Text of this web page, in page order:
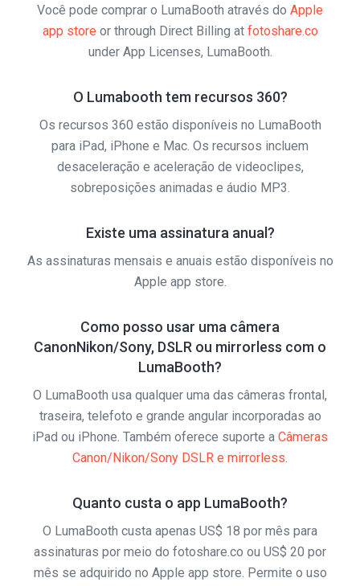
Você pode comprar o LumaBooth através do Apple
app store or through Direct Billing at fotoshare.co
under App Licenses, LumaBooth.
O Lumabooth tem recursos 360?
Os recursos 360 estão disponíveis no LumaBooth
para iPad, iPhone e Mac. Os recursos incluem
desaceleração e aceleração de videoclipes,
sobreposições animadas e áudio MP3.
Existe uma assinatura anual?
As assinaturas mensais e anuais estão disponíveis no
Apple app store.
Como posso usar uma câmera
CanonNikon/Sony, DSLR ou mirrorless com o
LumaBooth?
O LumaBooth usa qualquer uma das câmeras frontal,
traseira, telefoto e grande angular incorporadas ao
iPad ou iPhone. Também oferece suporte a Câmeras
Canon/Nikon/Sony DSLR e mirrorless.
Quanto custa o app LumaBooth?
O LumaBooth custa apenas US$ 18 por mês para
assinaturas por meio do fotoshare.co ou US$ 20 por
mês se adquirido no Apple app store. Permite o uso